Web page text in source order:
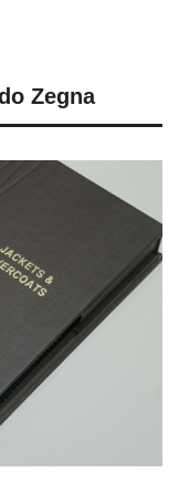
Zegna